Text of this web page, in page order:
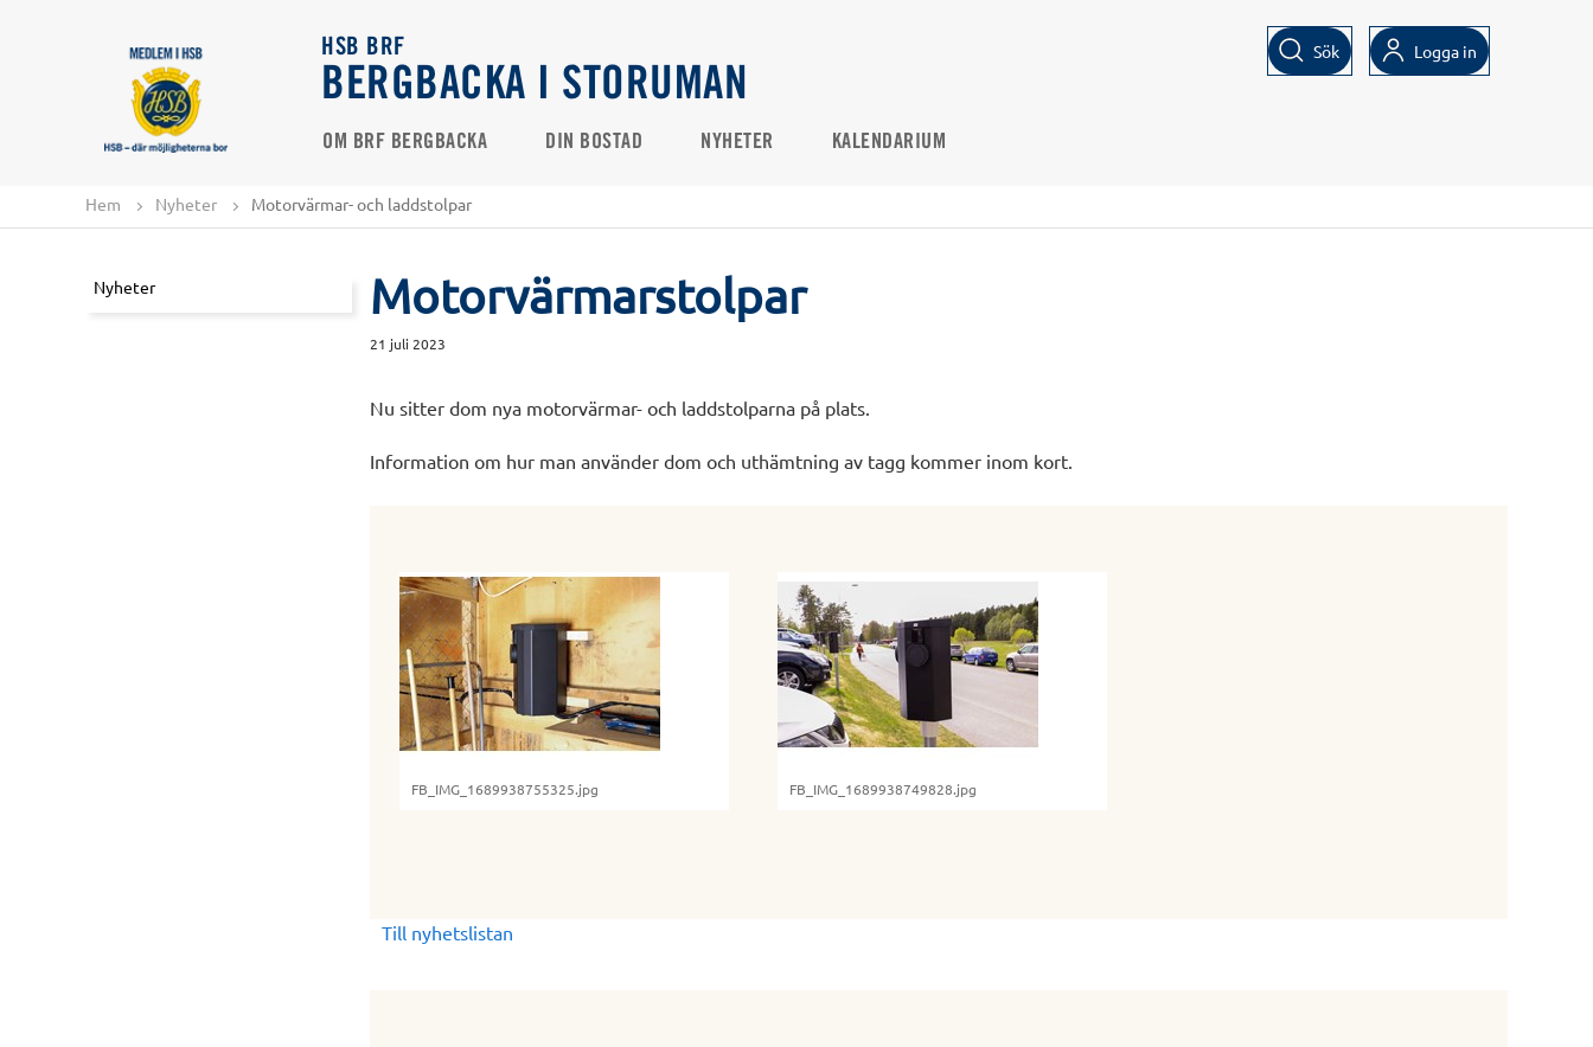
HSB BRF
BERGBACKA I STORUMAN
Sök Logga in
OM BRF BERGBACKA DIN BOSTAD NYHETER KALENDARIUM
Hem Nyheter Motorvärmar- och laddstolpar
Nyheter Motorvärmarstolpar
21 juli 2023
Nu sitter dom nya motorvärmar- och laddstolparna på plats.
Information om hur man använder dom och uthämtning av tagg kommer inom kort.
FB_IMG_1689938755325.jpg FB_IMG_1689938749828.jpg
Till nyhetslistan